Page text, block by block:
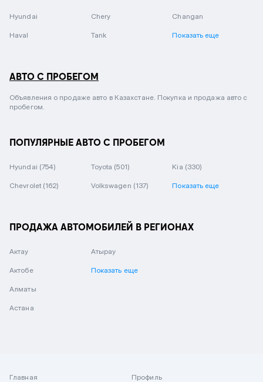
Hyundai Chery Changan
Haval Tank Показать еще
АВТО С ПРОБЕГОМ
Объявления о продаже авто в Казахстане. Покупка и продажа авто с
пробегом.
ПОПУЛЯРНЫЕ АВТО С ПРОБЕГОМ
Hyundai (754) Toyota (501) Kia (330)
Chevrolet (162) Volkswagen (137) Показать еще
ПРОДАЖА АВТОМОБИЛЕЙ В РЕГИОНАХ
Актау
Актобе
Алматы
Астана
Атырау
Показать еще
Главная
Профиль